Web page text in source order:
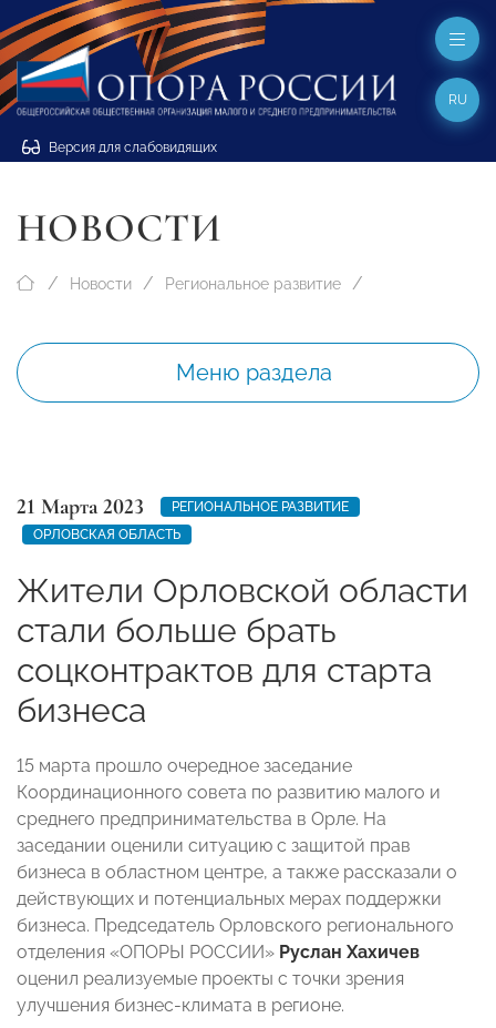
Версия для слабовидящих
RU
НОВОСТИ
Новости Региональное развитие
Меню раздела
21 Марта 2023
РЕГИОНАЛЬНОЕ РАЗВИТИЕ
ОРЛОВСКАЯ ОБЛАСТЬ
Жители Орловской области
стали больше брать
соцконтрактов для старта
бизнеса
15 марта прошло очередное заседание
Координационного совета по развитию малого и
среднего предпринимательства в Орле. На
заседании оценили ситуацию с защитой прав
бизнеса в областном центре, а также рассказали о
действующих и потенциальных мерах поддержки
бизнеса. Председатель Орловского регионального
отделения «ОПОРЫ РОССИИ» Руслан Хахичев
оценил реализуемые проекты с точки зрения
улучшения бизнес-климата в регионе.